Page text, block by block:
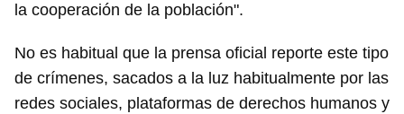
la cooperación de la población".
No es habitual que la prensa oficial reporte este tipo
de crímenes, sacados a la luz habitualmente por las
redes sociales, plataformas de derechos humanos y